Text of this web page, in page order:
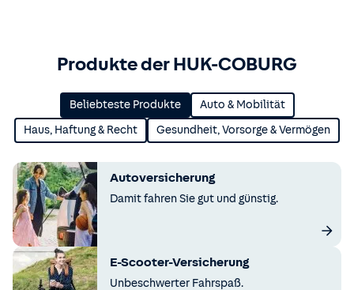
Produkte der HUK-COBURG
Beliebteste Produkte Auto & Mobilität
Haus, Haftung & Recht Gesundheit, Vorsorge & Vermögen
Autoversicherung
Damit fahren Sie gut und günstig.
E-Scooter-Versicherung
Unbeschwerter Fahrspaß.